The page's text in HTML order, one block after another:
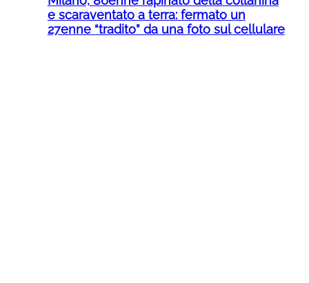
e scaraventato a terra: fermato un
27enne “tradito” da una foto sul cellulare